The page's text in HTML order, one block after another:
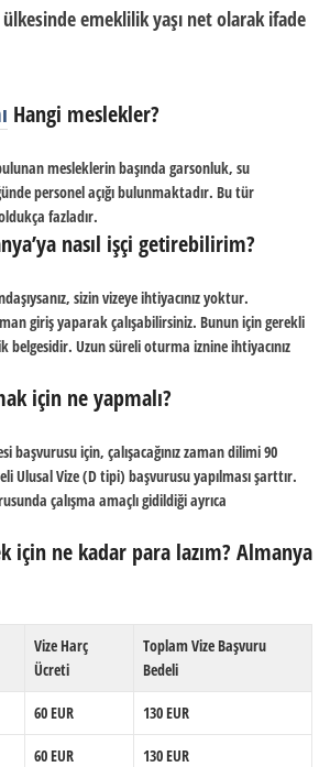
emeklilik yaşı net olarak ifade
Hangi meslekler?
mesleklerin başında garsonluk, su
personel açığı bulunmaktadır. Bu tür
fazladır.
nasıl işçi getirebilirim?
sizin vizeye ihtiyacınız yoktur.
giriş yaparak çalışabilirsiniz. Bunun için gerekli
belgesidir. Uzun süreli oturma iznine ihtiyacınız
için ne yapmalı?
başvurusu için, çalışacağınız zaman dilimi 90
Ulusal Vize (D tipi) başvurusu yapılması şarttır.
çalışma amaçlı gidildiği ayrıca
için ne kadar para lazım? Almanya
Vize Harç
Ücreti
Toplam Vize Başvuru
Bedeli
60 EUR 130 EUR
60 EUR 130 EUR